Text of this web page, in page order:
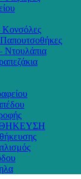
Ντουλάπια